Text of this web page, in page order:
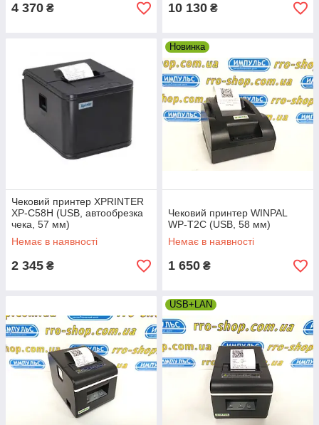
4 370 ₴ 10 130 ₴
Чековий принтер XPRINTER
XP-C58H (USB, автообрезка
чека, 57 мм)
Немає в наявності
2 345 ₴
Новинка
Чековий принтер WINPAL
WP-T2C (USB, 58 мм)
Немає в наявності
1 650 ₴
USB+LAN